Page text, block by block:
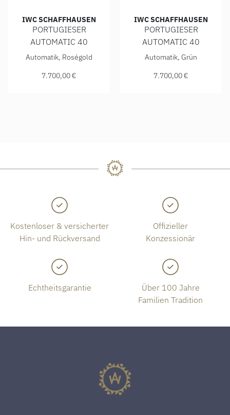
IWC SCHAFFHAUSEN
PORTUGIESER
AUTOMATIC 40
IWC Schaffhausen PORTUGIESER AUTOMATIC 40, Ref:
Automatik, Roségold
7.700,00 €
IWC SCHAFFHAUSEN
PORTUGIESER
AUTOMATIC 40
IWC Schaffhausen
Automatik, Grün
7.700,00 €
Kostenloser & versicherter
Hin- und Rückversand
Offizieller
Konzessionär
Echtheitsgarantie
Über 100 Jahre
Familien Tradition